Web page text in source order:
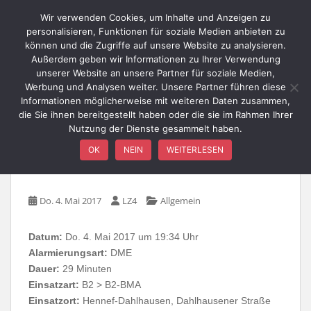
B2-BMA – Dahlhausen,
Dahlhausener Straße
Do. 4. Mai 2017 LZ4 Allgemein
Datum: Do. 4. Mai 2017 um 19:34 Uhr
Alarmierungsart: DME
Dauer: 29 Minuten
Einsatzart: B2 > B2-BMA
Einsatzort: Hennef-Dahlhausen, Dahlhausener Straße
Wir verwenden Cookies, um Inhalte und Anzeigen zu
personalisieren, Funktionen für soziale Medien anbieten zu
können und die Zugriffe auf unsere Website zu analysieren.
Außerdem geben wir Informationen zu Ihrer Verwendung
unserer Website an unsere Partner für soziale Medien,
Werbung und Analysen weiter. Unsere Partner führen diese
Informationen möglicherweise mit weiteren Daten zusammen,
die Sie ihnen bereitgestellt haben oder die sie im Rahmen Ihrer
Nutzung der Dienste gesammelt haben.
OK NEIN WEITERLESEN